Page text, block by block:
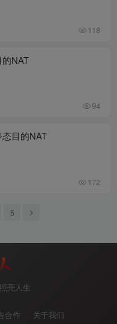
118
NAT
94
目的NAT
172
5
亮人生
合作 关于我们